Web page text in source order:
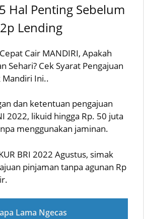
Hal Penting Sebelum
Lending
Cair MANDIRI, Apakah
Sehari? Cek Syarat Pengajuan
Mandiri Ini..
dan ketentuan pengajuan
2022, likuid hingga Rp. 50 juta
menggunakan jaminan.
BRI 2022 Agustus, simak
pinjaman tanpa agunan Rp
Lama Ngecas